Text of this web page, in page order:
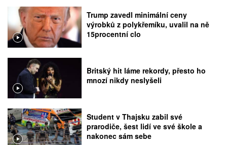
Trump zavedl minimální ceny
výrobků z polykřemíku, uvalil na ně
15procentní clo
Britský hit láme rekordy, přesto ho
mnozí nikdy neslyšeli
Student v Thajsku zabil své
prarodiče, šest lidí ve své škole a
nakonec sám sebe